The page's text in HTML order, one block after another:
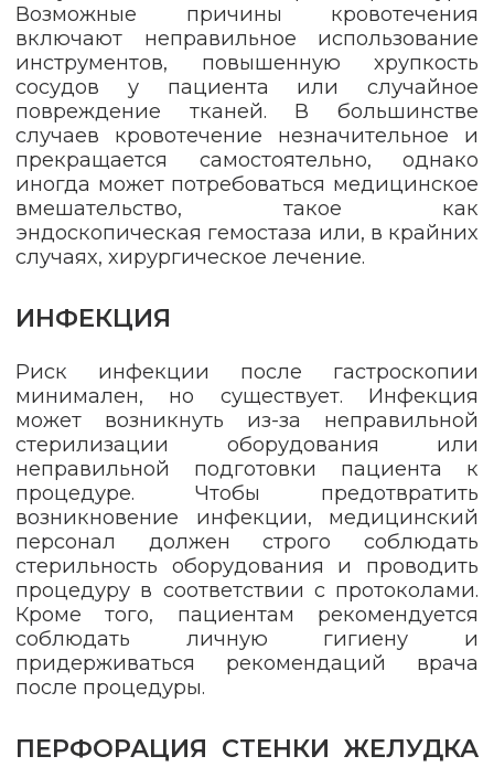
Возможные причины кровотечения
включают неправильное использование
инструментов, повышенную хрупкость
сосудов у пациента или случайное
повреждение тканей. В большинстве
случаев кровотечение незначительное и
прекращается самостоятельно, однако
иногда может потребоваться медицинское
вмешательство, такое как
эндоскопическая гемостаза или, в крайних
случаях, хирургическое лечение.
ИНФЕКЦИЯ
Риск инфекции после гастроскопии
минимален, но существует. Инфекция
может возникнуть из-за неправильной
стерилизации оборудования или
неправильной подготовки пациента к
процедуре. Чтобы предотвратить
возникновение инфекции, медицинский
персонал должен строго соблюдать
стерильность оборудования и проводить
процедуру в соответствии с протоколами.
Кроме того, пациентам рекомендуется
соблюдать личную гигиену и
придерживаться рекомендаций врача
после процедуры.
ПЕРФОРАЦИЯ СТЕНКИ ЖЕЛУДКА